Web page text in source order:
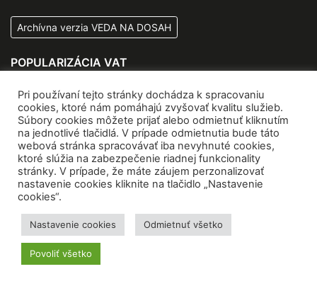
Archívna verzia VEDA NA DOSAH
POPULARIZÁCIA VAT
O NCP VaT
Kontakty
Zážitkové centrá vedy
Quark
SK CRIS
CIP VVI
PODUJATIA NCP VAT
Pri používaní tejto stránky dochádza k spracovaniu
cookies, ktoré nám pomáhajú zvyšovať kvalitu služieb.
Súbory cookies môžete prijať alebo odmietnuť kliknutím
na jednotlivé tlačidlá. V prípade odmietnutia bude táto
webová stránka spracovávať iba nevyhnuté cookies,
ktoré slúžia na zabezpečenie riadnej funkcionality
stránky. V prípade, že máte záujem perzonalizovať
nastavenie cookies kliknite na tlačidlo „Nastavenie
cookies“.
Nastavenie cookies Odmietnuť všetko
Povoliť všetko